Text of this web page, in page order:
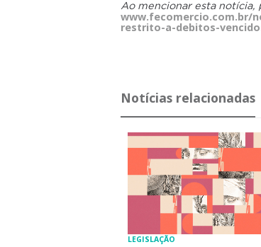
Ao mencionar esta notícia,
www.fecomercio.com.br/
restrito-a-debitos-
Notícias relacionadas
LEGISLAÇÃO